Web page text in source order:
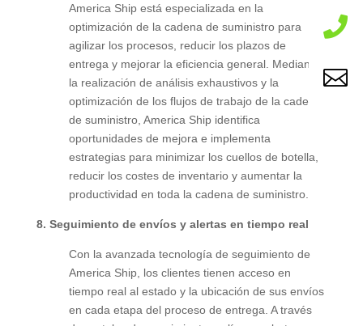


America Ship está especializada en la
optimización de la cadena de suministro para
agilizar los procesos, reducir los plazos de
entrega y mejorar la eficiencia general. Mediante
la realización de análisis exhaustivos y la
optimización de los flujos de trabajo de la cadena
de suministro, America Ship identifica
oportunidades de mejora e implementa
estrategias para minimizar los cuellos de botella,
reducir los costes de inventario y aumentar la
productividad en toda la cadena de suministro.
8. Seguimiento de envíos y alertas en tiempo real
Con la avanzada tecnología de seguimiento de
America Ship, los clientes tienen acceso en
tiempo real al estado y la ubicación de sus envíos
en cada etapa del proceso de entrega. A través